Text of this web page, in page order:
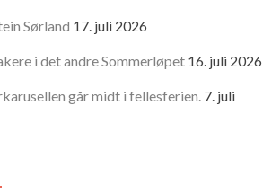
Sørland 17. juli 2026
i det andre Sommerløpet 16. juli 2026
går midt i fellesferien. 7. juli